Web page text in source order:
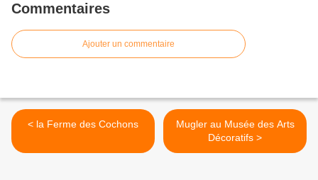
Commentaires
Ajouter un commentaire
< la Ferme des Cochons
Mugler au Musée des Arts
Décoratifs >